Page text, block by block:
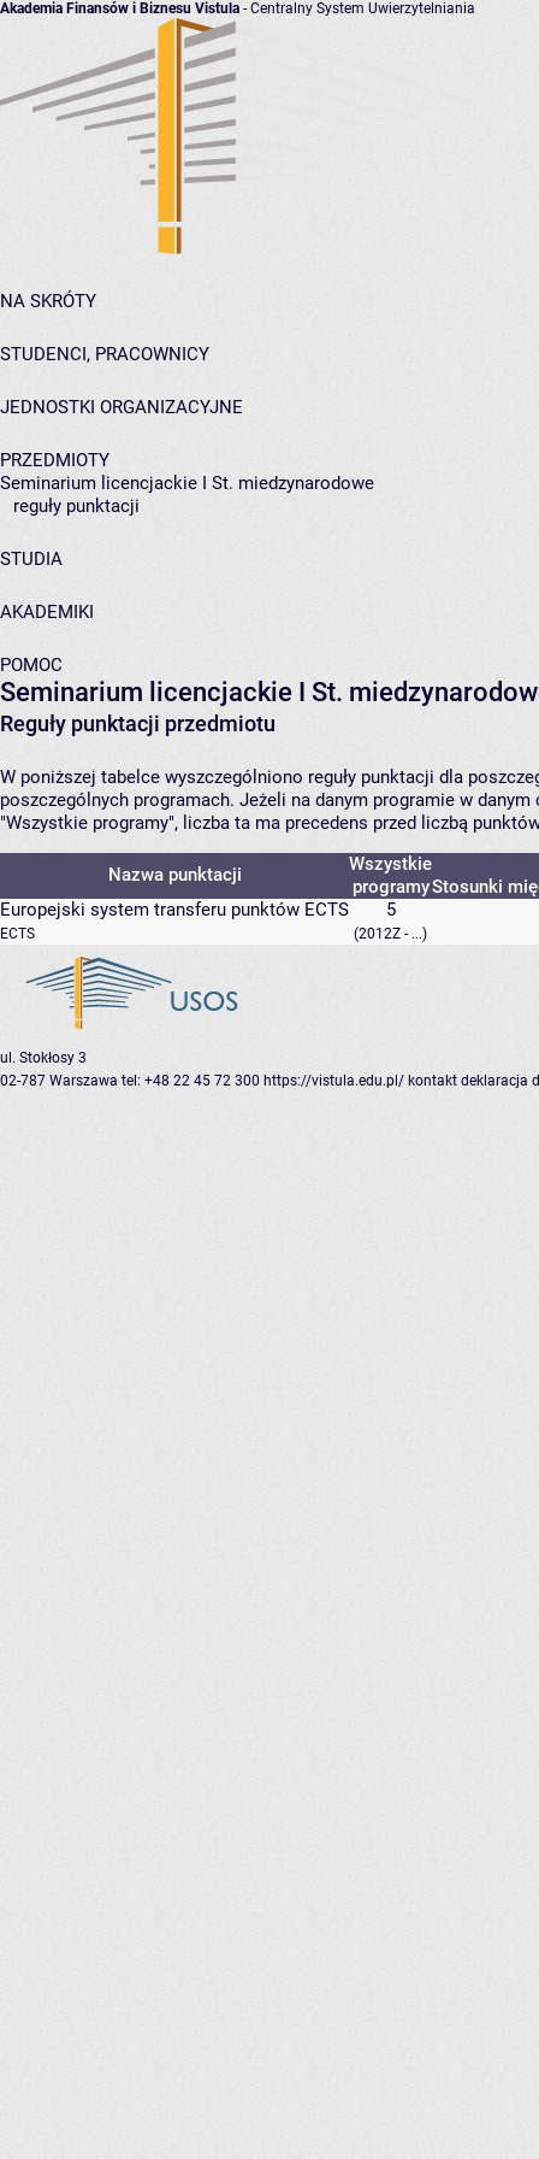
Akademia Finansów i Biznesu Vistula - Centralny System Uwierzytelniania
NA SKRÓTY
STUDENCI, PRACOWNICY
JEDNOSTKI ORGANIZACYJNE
PRZEDMIOTY
Seminarium licencjackie I St. miedzynarodowe
reguły punktacji
STUDIA
AKADEMIKI
POMOC
Seminarium licencjackie I St.
Reguły punktacji przedmiotu
W poniższej tabelce wyszczególniono reguły punktacji dla
poszczególnych programach. Jeżeli na danym programie w
"Wszystkie programy", liczba ta ma precedens przed liczbą
Nazwa punktacji
Wszystkie
programyStosunki
Europejski system transferu punktów ECTS
ECTS
5
(2012Z - ...)
ul. Stokłosy 3
02-787 Warszawa tel: +48 22 45 72 300 https://vistula.edu.pl/ kontakt deklaracja